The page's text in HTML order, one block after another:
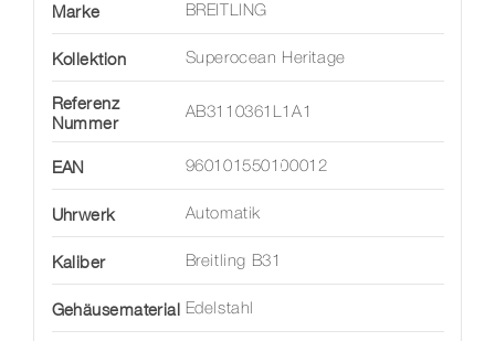
Marke BREITLING
Kollektion Superocean Heritage
Referenz
Nummer
AB3110361L1A1
EAN 960101550100012
Uhrwerk Automatik
Kaliber Breitling B31
Gehäusematerial Edelstahl